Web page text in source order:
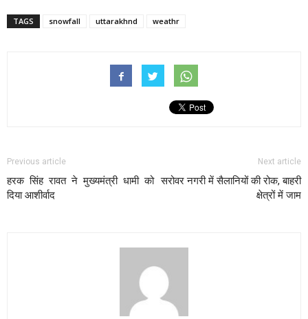
TAGS snowfall uttarakhnd weathr
Previous article
हरक सिंह रावत ने मुख्यमंत्री धामी को
दिया आशीर्वाद
Next article
सरोवर नगरी में सैलानियों की रोक, बाहरी
क्षेत्रों में जाम